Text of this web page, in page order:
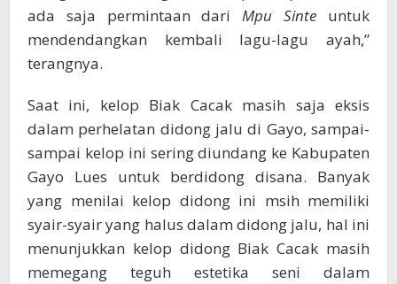
ada saja permintaan dari Mpu Sinte untuk
mendendangkan kembali lagu-lagu ayah,”
terangnya.
Saat ini, kelop Biak Cacak masih saja eksis
dalam perhelatan didong jalu di Gayo, sampai-
sampai kelop ini sering diundang ke Kabupaten
Gayo Lues untuk berdidong disana. Banyak
yang menilai kelop didong ini msih memiliki
syair-syair yang halus dalam didong jalu, hal ini
menunjukkan kelop didong Biak Cacak masih
memegang teguh estetika seni dalam